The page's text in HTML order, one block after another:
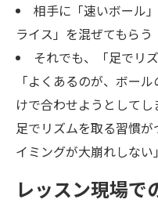
相手に「速いボール
ライス」を混ぜてもらう
それでも、「足でリ
「よくあるのが、ボー
けで合わせようとしてし
足でリズムを取る習慣
イミングが大崩れしない
レッスン現場で